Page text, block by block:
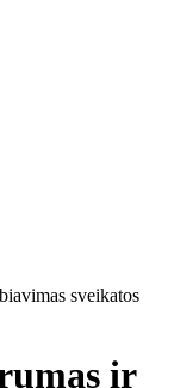
sveikatos
ir